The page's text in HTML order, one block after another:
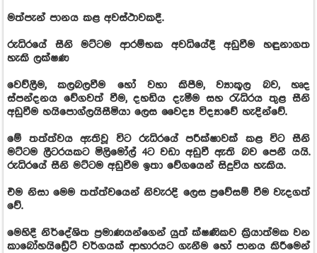
මත්පැන් පානය කළ අවස්ථාවකදී.
රුධිරයේ සීනි මට්ටම ආරම්භක අවධියේදී අඩුවීම හඳුනාගත
හැකි ලක්ෂණ
වෙව්ලීම, කලබලවීම හෝ වහා කිපීම, ව්‍යාකූල බව, හෘද
ස්පන්දනය වේගවත් වීම, දහඩිය දැමීම සහ රැධිරය තුළ සීනි
අඩුවීම හයිපොග්ලයිසීමියා ලෙස වෛද්‍ය විද්‍යාවේ හැදින්වේ.
මේ තත්ත්වය ඇතිවූ විට රුධිරයේ පරීක්ෂාවක් කළ විට සීනි
මට්ටම ලීටරයකට මිලිමෝල් 4ට වඩා අඩුවී ඇති බව පෙනී යයි.
රුධිරයේ සීනි මට්ටම අඩුවීම ඉතා වේගයෙන් සිදුවිය හැකිය.
එම නිසා මෙම තත්ත්වයෙන් නිවැරදි ලෙස ප්‍රවේසම් වීම වැදගත්
වේ.
මෙහිදී නිර්දේශිත ප්‍රමාණයන්ගෙන් යුත් ක්ෂණිකව ක්‍රියාත්මක වන
කාබෝහයිඩ්‍රේට් වර්ගයක් ආහාරයට ගැනීම හෝ පානය කිරීමෙන්